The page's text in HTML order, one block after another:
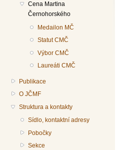
Cena Martina
Černohorského
Medailon MČ
Statut CMČ
Výbor CMČ
Laureáti CMČ
Publikace
O JČMF
Struktura a kontakty
Sídlo, kontaktní adresy
Pobočky
Sekce